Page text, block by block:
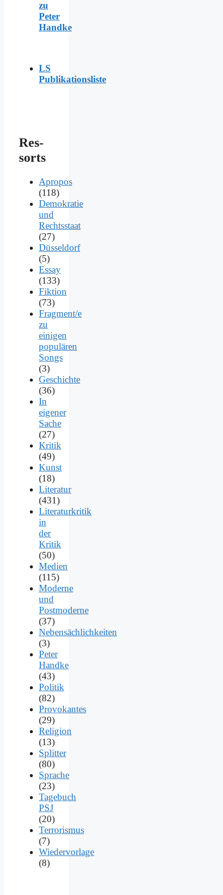
zu
Peter
Handke
LS
Publikationsliste
Res­
sorts
Apropos
(118)
Demokratie
und
Rechtsstaat
(27)
Düsseldorf
(5)
Essay
(133)
Fiktion
(73)
Fragment/e
zu
einigen
populären
Songs
(3)
Geschichte
(36)
In
eigener
Sache
(27)
Kritik
(49)
Kunst
(18)
Literatur
(431)
Literaturkritik
in
der
Kritik
(50)
Medien
(115)
Moderne
und
Postmoderne
(37)
Nebensächlichkeiten
(3)
Peter
Handke
(43)
Politik
(82)
Provokantes
(29)
Religion
(13)
Splitter
(80)
Sprache
(23)
Tagebuch
PSJ
(20)
Terrorismus
(7)
Wiedervorlage
(8)